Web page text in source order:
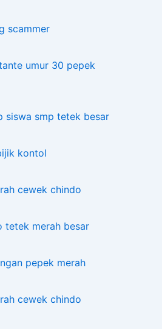
scammer
umur 30 pepek
siswa smp tetek besar
kontol
cewek chindo
tetek merah besar
pepek merah
cewek chindo